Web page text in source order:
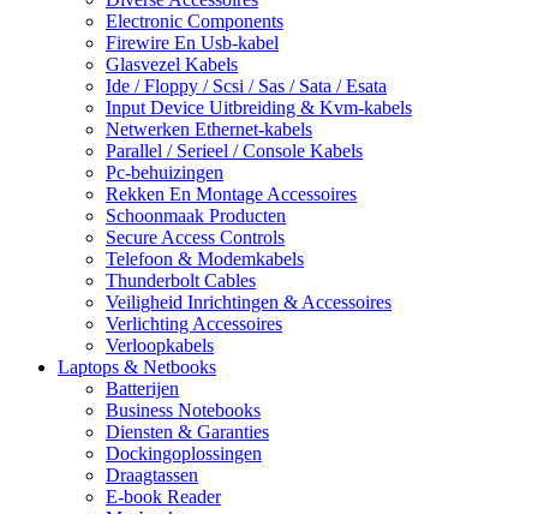
Electronic Components
Firewire En Usb-kabel
Glasvezel Kabels
Ide / Floppy / Scsi / Sas / Sata / Esata
Input Device Uitbreiding & Kvm-kabels
Netwerken Ethernet-kabels
Parallel / Serieel / Console Kabels
Pc-behuizingen
Rekken En Montage Accessoires
Schoonmaak Producten
Secure Access Controls
Telefoon & Modemkabels
Thunderbolt Cables
Veiligheid Inrichtingen & Accessoires
Verlichting Accessoires
Verloopkabels
Laptops & Netbooks
Batterijen
Business Notebooks
Diensten & Garanties
Dockingoplossingen
Draagtassen
E-book Reader